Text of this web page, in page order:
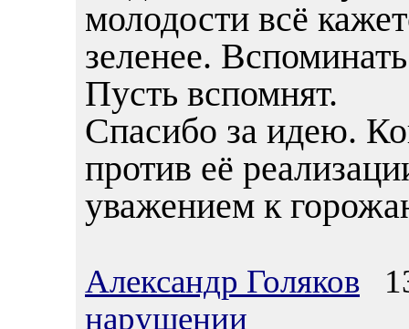
молодости всё
зеленее.
Пусть вспомнят.
Спасибо за идею.
против её
уважением к
Александр Голяков
нарушении